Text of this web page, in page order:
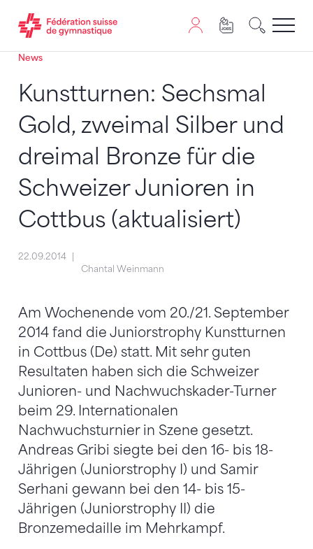
Passer au contenu
Naviguer vers le plan du siten
JavaScript est nécessaire pour naviguer sur ce site.
News
Kunstturnen: Sechsmal
Gold, zweimal Silber und
dreimal Bronze für die
Schweizer Junioren in
Cottbus (aktualisiert)
22.09.2014
Chantal Weinmann
Am Wochenende vom 20./21. September
2014 fand die Juniorstrophy Kunstturnen
in Cottbus (De) statt. Mit sehr guten
Resultaten haben sich die Schweizer
Junioren- und Nachwuchskader-Turner
beim 29. Internationalen
Nachwuchsturnier in Szene gesetzt.
Andreas Gribi siegte bei den 16- bis 18-
Jährigen (Juniorstrophy I) und Samir
Serhani gewann bei den 14- bis 15-
Jährigen (Juniorstrophy II) die
Bronzemedaille im Mehrkampf.